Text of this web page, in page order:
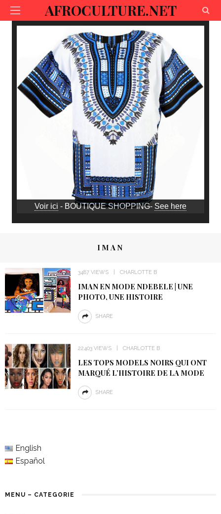
AFROCULTURE.NET
Voir ici - BOUTIQUE SHOPPING- See here
IMAN
3487 VIEWS CHARLOTTE B
IMAN EN MODE NDEBELE | UNE
PHOTO, UNE HISTOIRE
SHARE
22403 VIEWS CHARLOTTE B
LES TOPS MODELS NOIRS QUI ONT
MARQUÉ L’HISTOIRE DE LA MODE
SHARE
English
Español
MENU – CATEGORIE